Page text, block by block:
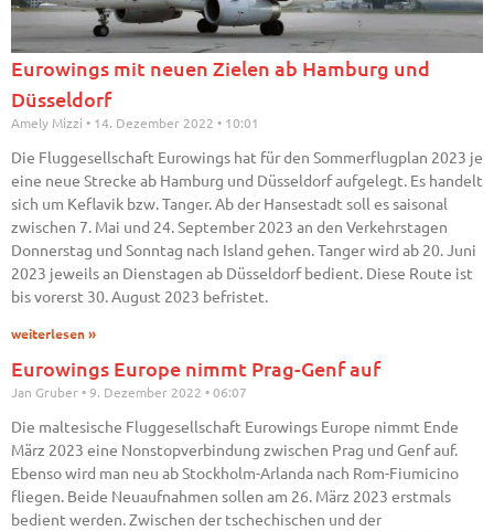
Eurowings mit neuen Zielen ab Hamburg und
Düsseldorf
Amely Mizzi 14. Dezember 2022 10:01
Die Fluggesellschaft Eurowings hat für den Sommerflugplan 2023 je
eine neue Strecke ab Hamburg und Düsseldorf aufgelegt. Es handelt
sich um Keflavik bzw. Tanger. Ab der Hansestadt soll es saisonal
zwischen 7. Mai und 24. September 2023 an den Verkehrstagen
Donnerstag und Sonntag nach Island gehen. Tanger wird ab 20. Juni
2023 jeweils an Dienstagen ab Düsseldorf bedient. Diese Route ist
bis vorerst 30. August 2023 befristet.
weiterlesen »
Eurowings Europe nimmt Prag-Genf auf
Jan Gruber 9. Dezember 2022 06:07
Die maltesische Fluggesellschaft Eurowings Europe nimmt Ende
März 2023 eine Nonstopverbindung zwischen Prag und Genf auf.
Ebenso wird man neu ab Stockholm-Arlanda nach Rom-Fiumicino
fliegen. Beide Neuaufnahmen sollen am 26. März 2023 erstmals
bedient werden. Zwischen der tschechischen und der